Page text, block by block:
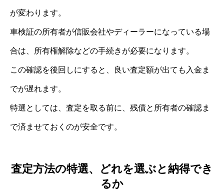
が変わります。
車検証の所有者が信販会社やディーラーになっている場
合は、所有権解除などの手続きが必要になります。
この確認を後回しにすると、良い査定額が出ても入金ま
でが遅れます。
特選としては、査定を取る前に、残債と所有者の確認ま
で済ませておくのが安全です。
査定方法の特選、どれを選ぶと納得でき
るか